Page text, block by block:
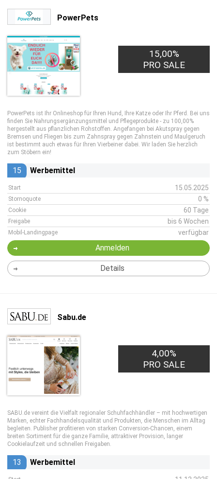
PowerPets
15,00%
PRO SALE
PowerPets ist Ihr Onlineshop für Ihren Hund, Ihre Katze oder Ihr Pferd. Bei uns
finden Sie Nahrungsergänzungsmittel und Pflegeprodukte - zu 100,00%
hergestellt aus pflanzlichen Rohstoffen. Angefangen bei Akutspray gegen
Bremsen und Fliegen bis zum Zahnspray gegen Zahnstein und Maulgeruch
ist bestimmt auch etwas für Ihren Vierbeiner dabei. Wir laden Sie herzlich
zum Stöbern ein!
15 Werbemittel
Start 15.05.2025
Stornoquote 0 %
Cookie 60 Tage
Freigabe bis 6 Wochen
Mobil-Landingpage verfügbar
Anmelden
Details
Sabu.de
4,00%
PRO SALE
SABU.de vereint die Vielfalt regionaler Schuhfachhändler – mit hochwertigen
Marken, echter Fachhandelsqualität und Produkten, die Menschen im Alltag
begleiten. Publisher profitieren von starken Conversion-Chancen, einem
breiten Sortiment für die ganze Familie, attraktiver Provision, langer
Cookielaufzeit und schnellen Freigaben.
13 Werbemittel